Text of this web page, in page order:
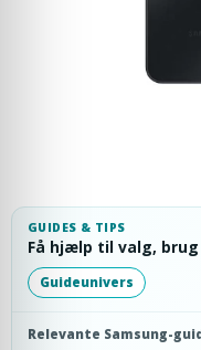
GUIDES & TIPS
Få hjælp til valg,
Guideunivers
Relevante Samsung-